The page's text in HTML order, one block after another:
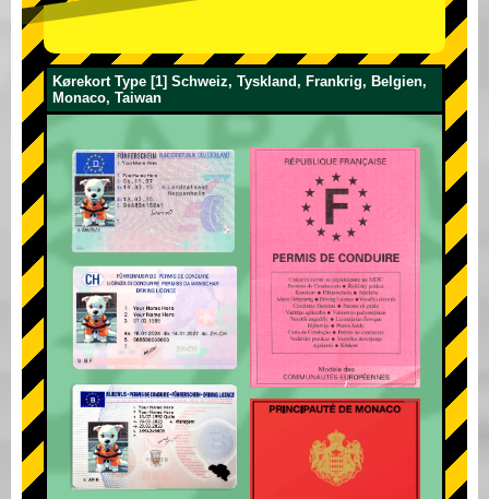
Kørekort Type [1] Schweiz, Tyskland, Frankrig, Belgien,
Monaco, Taiwan